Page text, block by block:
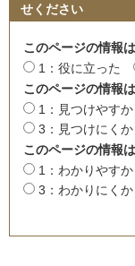
せください
このページの情報
1：役に立った
このページの情報
1：見つけやすか
3：見つけにくか
このページの情報
1：わかりやすか
3：わかりにくか